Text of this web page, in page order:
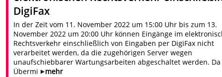
DigiFax
In der Zeit vom 11. November 2022 um 15:00 Uhr bis zum 13.
November 2022 um 20:00 Uhr können Eingänge im
Rechtsverkehr einschließlich von Eingaben per DigiFax nicht
verarbeitet werden, da die zugehörigen Server wegen
unaufschiebbarer Wartungsarbeiten abgeschaltet werden.
Übermi
mehr